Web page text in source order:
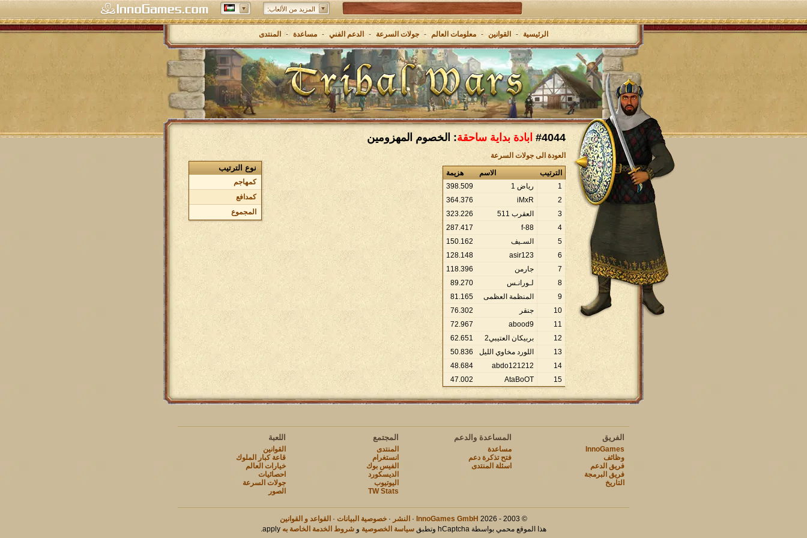
المزيد من الألعاب:
Grepolis - ابنٍ إمبراطوريتك في اليونان القديمة
الرئيسية
- القوانين - معلومات العالم - جولات السرعة - الدعم الفني - مساعدة - المنتدى
#4044 ابادة بداية ساحقة: الخصوم المهزومين
العودة الى جولات السرعة
نوع الترتيب
كمهاجم
كمدافع
المجموع
الترتيب الاسم
هزيمة
1
رياض 1 398.509
2
iMxR
364.376
3
العقرب 511 323.226
4
f-88
287.417
5
السـيف 150.162
6
asir123
128.148
7
جارمن 118.396
8
لـورانـس 89.270
9
المنظمة العظمى 81.165
10
جنقر 76.302
11
abood9
72.967
12
بربيكان العتيبي2 62.651
13
اللورد مخاوي الليل 50.836
14
abdo121212
48.684
15
AtaBoOT
47.002
اللعبة
القوانين
قاعة كبار الملوك
خيارات العالم
احصائيات
جولات السرعة
الصور
المجتمع
المنتدى
انستغرام
الفيس بوك
الديسكورد
اليوتيوب
TW Stats
المساعدة والدعم
مساعدة
فتح تذكرة دعم
اسئلة المنتدى
الفريق
InnoGames
وظائف
فريق الدعم
فريق البرمجة
التاريخ
© 2003 - 2026
InnoGames GmbH
· النشر · خصوصية البيانات · القواعد و القوانين
هذا الموقع محمي بواسطة hCaptcha وتطبق
سياسة الخصوصية و شروط الخدمة الخاصة به